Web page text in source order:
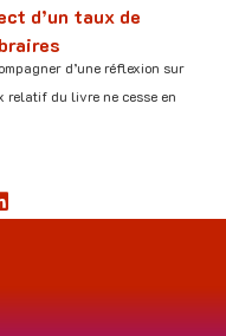
d’un taux de
d’une réflexion sur
relatif du livre ne cesse en